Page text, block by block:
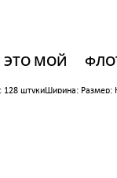
ЭТО МОЙ
128 штукиШирина: Размер: